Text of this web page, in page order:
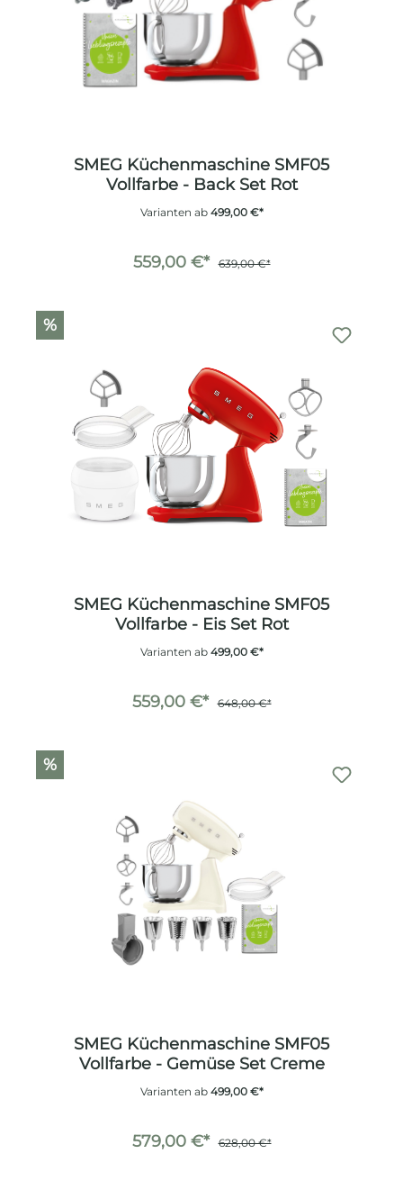
SMEG Küchenmaschine SMF05
Vollfarbe - Back Set Rot
Varianten ab499,00 €*
559,00 €* 639,00 €*
%
SMEG Küchenmaschine SMF05
Vollfarbe - Eis Set Rot
Varianten ab499,00 €*
559,00 €* 648,00 €*
%
SMEG Küchenmaschine SMF05
Vollfarbe - Gemüse Set Creme
Varianten ab499,00 €*
579,00 €* 628,00 €*